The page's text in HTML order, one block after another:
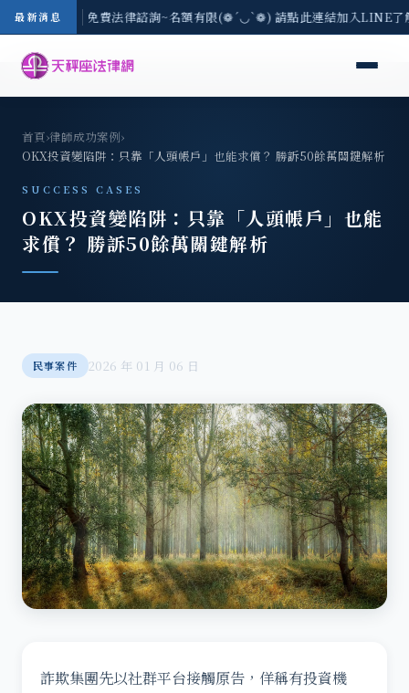
最新消息
-8/3(一) 現場免費法律諮詢~名額有限(❁´◡`❁) 請點此連結加入LINE
首頁›律師成功案例›
OKX投資變陷阱：只靠「人頭帳戶」也能求償？ 勝訴50餘萬關鍵解析
SUCCESS CASES
OKX投資變陷阱：只靠「人頭帳戶」也能
求償？ 勝訴50餘萬關鍵解析
民事案件 2026 年 01 月 06 日
詐欺集團先以社群平台接觸原告，佯稱有投資機